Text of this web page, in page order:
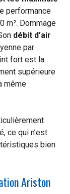
performance
m². Dommage
débit d’air
par
fort est la
supérieure
même
ce qui n’est
bien
Ariston